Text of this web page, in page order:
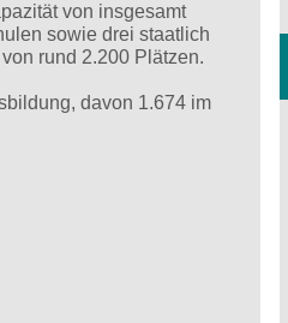
von insgesamt
sowie drei staatlich
rund 2.200 Plätzen.
davon 1.674 im